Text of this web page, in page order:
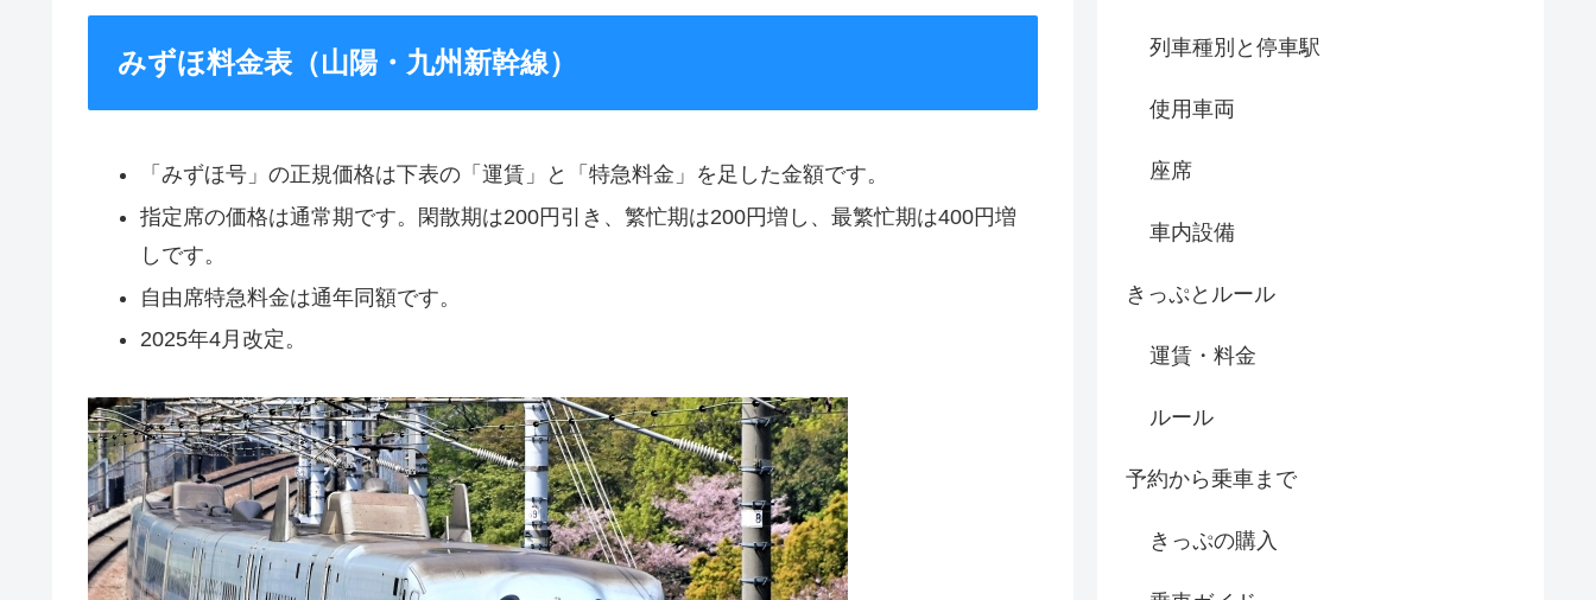
みずほ料金表（山陽・九州新幹線）
「みずほ号」の正規価格は下表の「運賃」と「特急料金」を足した金額です。
指定席の価格は通常期です。閑散期は200円引き、繁忙期は200円増し、最繁忙期は400円増
しです。
自由席特急料金は通年同額です。
2025年4月改定。
列車種別と停車駅
使用車両
座席
車内設備
きっぷとルール
運賃・料金
ルール
予約から乗車まで
きっぷの購入